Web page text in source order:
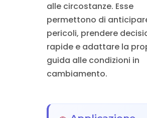
alle circostanze. Esse
permettono di
pericoli, prendere
rapide e adattare la
guida alle condizioni in
cambiamento.